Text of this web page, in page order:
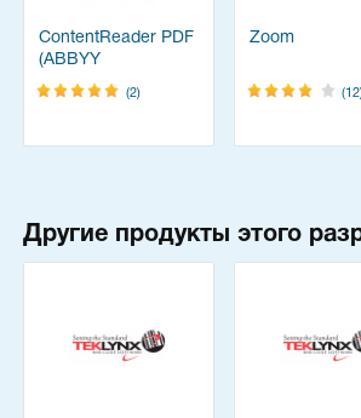
ContentReader PDF
(ABBYY
FineReader)
(2)
Zoom
Другие продукты этого